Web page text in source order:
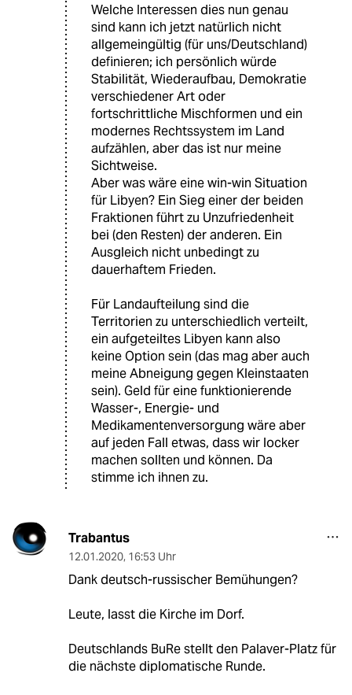
Welche Interessen dies nun genau
sind kann ich jetzt natürlich nicht
allgemeingültig (für uns/Deutschland)
definieren; ich persönlich würde
Stabilität, Wiederaufbau, Demokratie
verschiedener Art oder
fortschrittliche Mischformen und ein
modernes Rechtssystem im Land
aufzählen, aber das ist nur meine
Sichtweise.
Aber was wäre eine win-win Situation
für Libyen? Ein Sieg einer der beiden
Fraktionen führt zu Unzufriedenheit
bei (den Resten) der anderen. Ein
Ausgleich nicht unbedingt zu
dauerhaftem Frieden.
Für Landaufteilung sind die
Territorien zu unterschiedlich verteilt,
ein aufgeteiltes Libyen kann also
keine Option sein (das mag aber auch
meine Abneigung gegen Kleinstaaten
sein). Geld für eine funktionierende
Wasser-, Energie- und
Medikamentenversorgung wäre aber
auf jeden Fall etwas, dass wir locker
machen sollten und können. Da
stimme ich ihnen zu.
Trabantus
12.01.2020, 16:53 Uhr
Dank deutsch-russischer Bemühungen?
Leute, lasst die Kirche im Dorf.
Deutschlands BuRe stellt den Palaver-Platz für
die nächste diplomatische Runde.